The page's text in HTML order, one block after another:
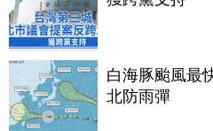
白海豚颱風最
北防雨彈